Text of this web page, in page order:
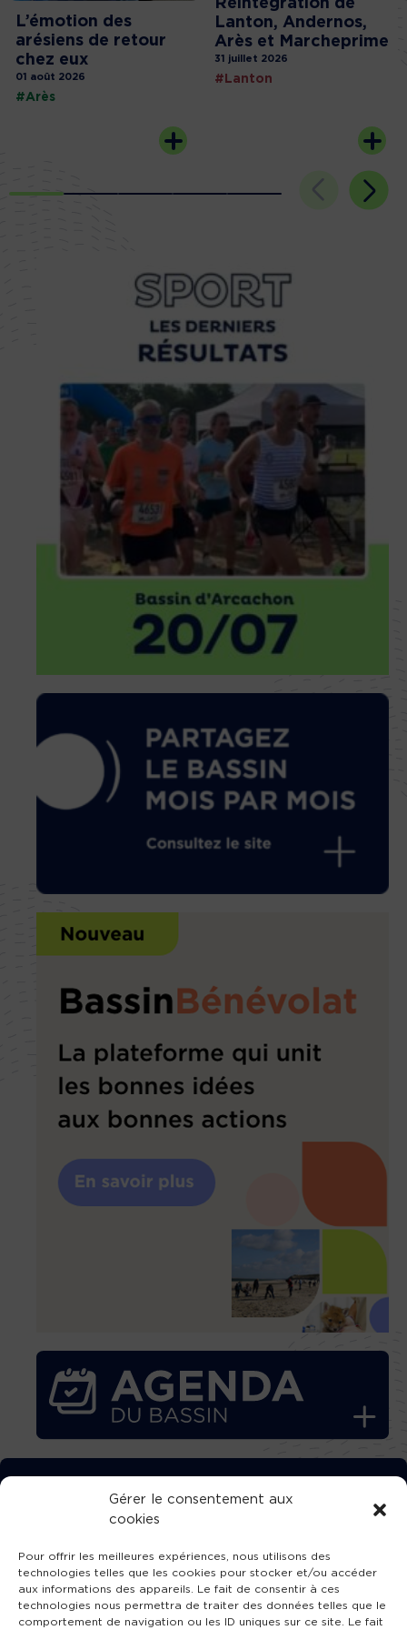
Gérer le consentement aux
cookies
Pour offrir les meilleures expériences, nous utilisons des
technologies telles que les cookies pour stocker et/ou accéder
aux informations des appareils. Le fait de consentir à ces
technologies nous permettra de traiter des données telles que le
comportement de navigation ou les ID uniques sur ce site. Le fait
L’émotion des
arésiens de retour
chez eux
01 août 2026
#Arès
Réintégration de
Lanton, Andernos,
Arès et Marcheprime
31 juillet 2026
#Lanton
TÉLÉCHARGEZ GRATUITEMENT
L’APPLICATION TVBA !